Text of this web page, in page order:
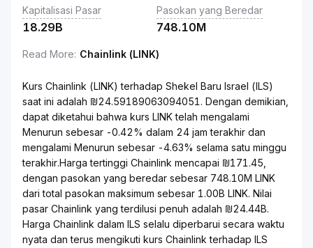
Kapitalisasi Pasar
18.29B
Pasokan yang Beredar
748.10M
Read More: Chainlink (LINK)
Kurs Chainlink (LINK) terhadap Shekel Baru Israel (ILS)
saat ini adalah ₪24.59189063094051. Dengan demikian,
dapat diketahui bahwa kurs LINK telah mengalami
Menurun sebesar -0.42% dalam 24 jam terakhir dan
mengalami Menurun sebesar -4.63% selama satu minggu
terakhir.Harga tertinggi Chainlink mencapai ₪171.45,
dengan pasokan yang beredar sebesar 748.10M LINK
dari total pasokan maksimum sebesar 1.00B LINK. Nilai
pasar Chainlink yang terdilusi penuh adalah ₪24.44B.
Harga Chainlink dalam ILS selalu diperbarui secara waktu
nyata dan terus mengikuti kurs Chainlink terhadap ILS